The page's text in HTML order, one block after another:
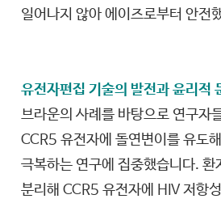
일어나지 않아 에이즈로부터 안전
유전자편집 기술의 발전과 윤리적
브라운의 사례를 바탕으로 연구자
CCR5 유전자에 돌연변이를 유도
극복하는 연구에 집중했습니다. 환
분리해 CCR5 유전자에 HIV 저항